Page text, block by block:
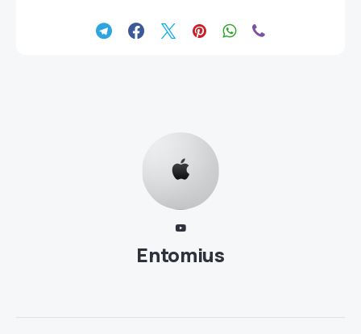
Entomius